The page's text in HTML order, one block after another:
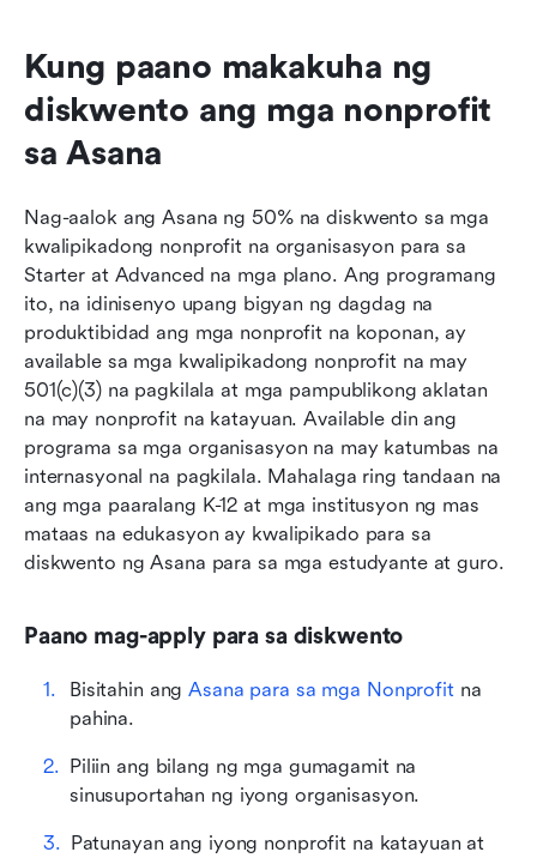
Kung paano makakuha ng
diskwento ang mga nonprofit
sa Asana
Nag-aalok ang Asana ng 50% na diskwento sa mga
kwalipikadong nonprofit na organisasyon para sa
Starter at Advanced na mga plano. Ang programang
ito, na idinisenyo upang bigyan ng dagdag na
produktibidad ang mga nonprofit na koponan, ay
available sa mga kwalipikadong nonprofit na may
501(c)(3) na pagkilala at mga pampublikong aklatan
na may nonprofit na katayuan. Available din ang
programa sa mga organisasyon na may katumbas na
internasyonal na pagkilala. Mahalaga ring tandaan na
ang mga paaralang K-12 at mga institusyon ng mas
mataas na edukasyon ay kwalipikado para sa
diskwento ng Asana para sa mga estudyante at guro.
Paano mag-apply para sa diskwento
Bisitahin ang Asana para sa mga Nonprofit na
pahina.
Piliin ang bilang ng mga gumagamit na
sinusuportahan ng iyong organisasyon.
Patunayan ang iyong nonprofit na katayuan at